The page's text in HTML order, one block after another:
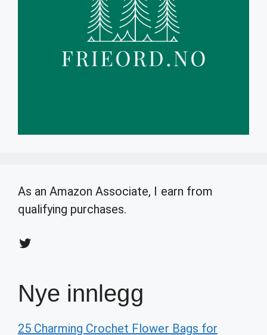
As an Amazon Associate, I earn from
qualifying purchases.
Twitter
Nye innlegg
25 Charming Crochet Flower Bags for